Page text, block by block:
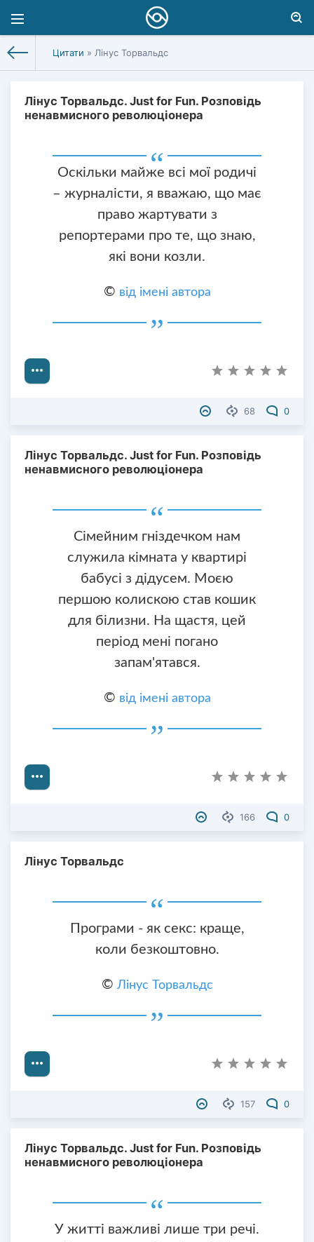
Цитати » Лінус Торвальдс
Лінус Торвальдс. Just for Fun. Розповідь
ненавмисного революціонера
Оскільки майже всі мої родичі
– журналісти, я вважаю, що має
право жартувати з
репортерами про те, що знаю,
які вони козли.
© від імені автора
68 0
Лінус Торвальдс. Just for Fun. Розповідь
ненавмисного революціонера
Сімейним гніздечком нам
служила кімната у квартирі
бабусі з дідусем. Моєю
першою колискою став кошик
для білизни. На щастя, цей
період мені погано
запам'ятався.
© від імені автора
166 0
Лінус Торвальдс
Програми - як секс: краще,
коли безкоштовно.
© Лінус Торвальдс
157 0
Лінус Торвальдс. Just for Fun. Розповідь
ненавмисного революціонера
У житті важливі лише три речі.